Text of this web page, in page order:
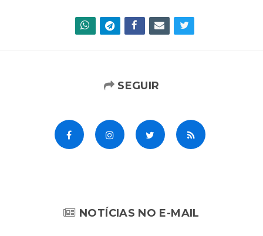
SEGUIR
NOTÍCIAS NO E-MAIL